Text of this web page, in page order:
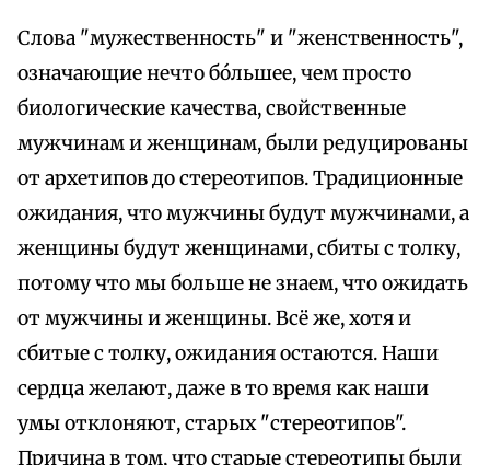
Слова "мужественность" и "женственность",
означающие нечто бóльшее, чем просто
биологические качества, свойственные
мужчинам и женщинам, были редуцированы
от архетипов до стереотипов. Традиционные
ожидания, что мужчины будут мужчинами, а
женщины будут женщинами, сбиты с толку,
потому что мы больше не знаем, что ожидать
от мужчины и женщины. Всё же, хотя и
сбитые с толку, ожидания остаются. Наши
сердца желают, даже в то время как наши
умы отклоняют, старых "стереотипов".
Причина в том, что старые стереотипы были